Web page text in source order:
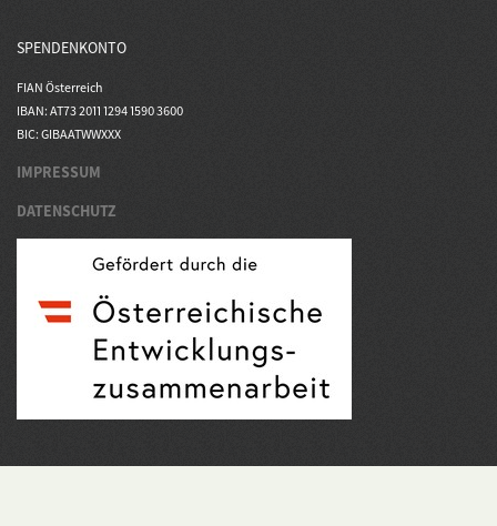
SPENDENKONTO
FIAN Österreich
IBAN: AT73 2011 1294 1590 3600
BIC: GIBAATWWXXX
IMPRESSUM
DATENSCHUTZ